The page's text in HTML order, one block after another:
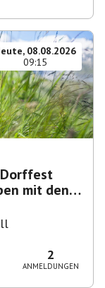
08.08.2026
09:15
mit den
2
ANMELDUNGEN